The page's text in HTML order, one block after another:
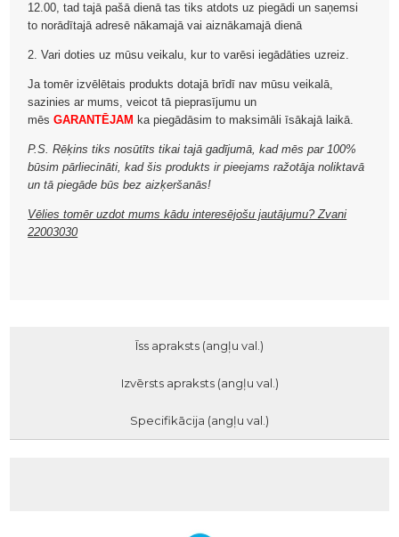
12.00, tad tajā pašā dienā tas tiks atdots uz piegādi un saņemsi
to norādītajā adresē nākamajā vai aiznākamajā dienā
2. Vari doties uz mūsu veikalu, kur to varēsi iegādāties uzreiz.
Ja tomēr izvēlētais produkts dotajā brīdī nav mūsu veikalā,
sazinies ar mums, veicot tā pieprasījumu un
mēsGARANTĒJAM ka piegādāsim to maksimāli īsākajā laikā.
P.S. Rēķins tiks nosūtīts tikai tajā gadījumā, kad mēs par 100%
būsim pārliecināti, kad šis produkts ir pieejams ražotāja noliktavā
un tā piegāde būs bez aizķeršanās!
Vēlies tomēr uzdot mums kādu interesējošu jautājumu? Zvani
22003030
Īss apraksts (angļu val.)
Izvērsts apraksts (angļu val.)
Specifikācija (angļu val.)